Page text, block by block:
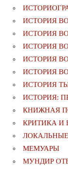
ИСТОРИЯ
ИСТОРИЯ
ИСТОРИЯ
ИСТОРИЯ
ИСТОРИЯ
ИСТОРИЯ
ИСТОРИЯ:
КНИЖНАЯ
КРИТИКА И
МЕМУАРЫ
МУНДИР